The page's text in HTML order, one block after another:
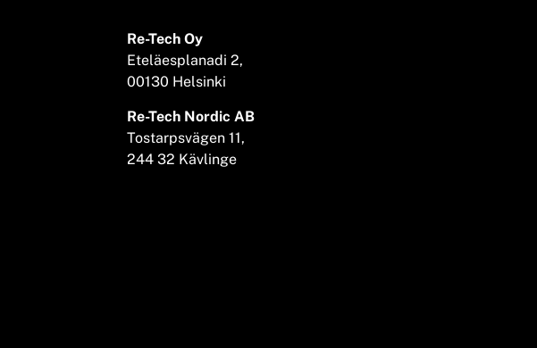
Re-Tech Oy
Eteläesplanadi 2,
00130 Helsinki
Re-Tech Nordic AB
Tostarpsvägen 11,
244 32 Kävlinge